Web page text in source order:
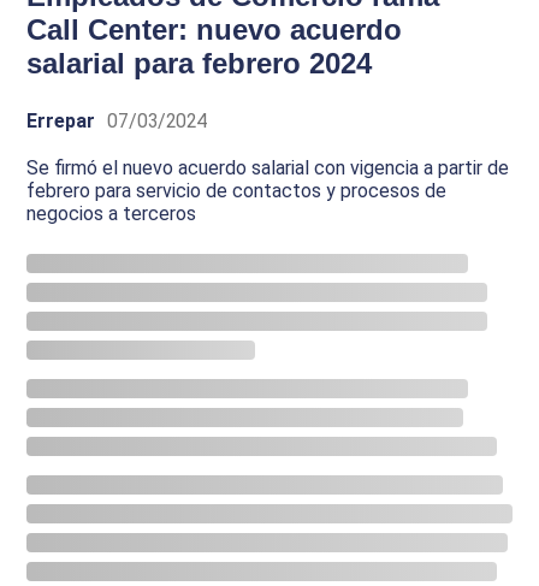
Call Center: nuevo acuerdo
salarial para febrero 2024
Errepar 07/03/2024
Se firmó el nuevo acuerdo salarial con vigencia a partir de
febrero para servicio de contactos y procesos de
negocios a terceros